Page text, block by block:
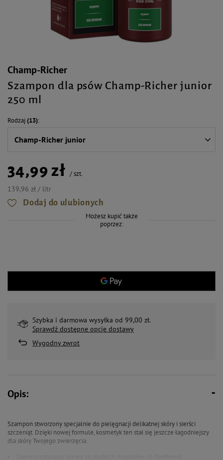
Champ-Richer
Szampon dla psów Champ-Richer junior
250 ml
Rodzaj(13)
Champ-Richer junior
34,99 zł /szt.
139,96 zł / litr
Dodaj do ulubionych
Możesz kupić także
poprzez:
Szybka i darmowa wysyłka od 99,00 zł.
Sprawdź dostępne opcje dostawy
Wygodny zwrot
Opis:
Szampon stworzony specjalnie do pielęgnacji delikatnej skóry i sierści
szczeniąt. Dzięki nowej formule, kosmetyk ten stał się jeszcze łagodniejszy
dla skóry Twojego zwierzęcia.